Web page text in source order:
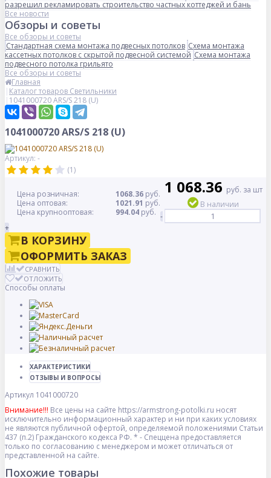
разрешил рекламировать строительство частных коттеджей и бань
Все новости
Обзоры и советы
Все обзоры и советы
Стандартная схема монтажа подвесных потолков Схема монтажа
кассетных потолков с скрытой подвесной системой Схема монтажа
подвесного потолка грильято
Все обзоры и советы
Главная
Каталог товаров Светильники
1041000720 ARS/S 218 (U)
1041000720 ARS/S 218 (U)
Артикул: -
(1)
Цена розничная: 1068.36 руб.
Цена оптовая:
1021.91 руб.
Цена крупнооптовая:
994.04 руб.
1 068.36 руб. за шт
В наличии
-
+
В КОРЗИНУ
ОФОРМИТЬ ЗАКАЗ
СРАВНИТЬ
ОТЛОЖИТЬ
Способы оплаты
ХАРАКТЕРИСТИКИ
ОТЗЫВЫ И ВОПРОСЫ
Артикул 1041000720
Внимание!!! Все цены на сайте https://armstrong-potolki.ru носят
исключительно информационный характер и ни при каких условиях
не являются публичной офертой, определяемой положениями Статьи
437 (п.2) Гражданского кодекса РФ. * - Спеццена предоставляется
только по согласованию с менеджером и может отличаться от
представленной на сайте.
Похожие товары